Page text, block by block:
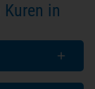
Kuren in